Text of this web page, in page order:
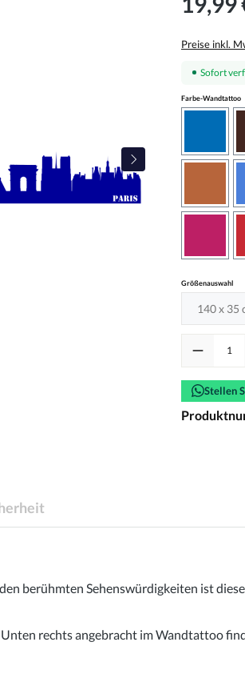
Preise inkl.
Sofort
Farbe-Wandtattoo
Größenauswahl
Produkt
Stellen
berühmten Sehenswürdigkeiten ist
rechts angebracht im Wandtattoo